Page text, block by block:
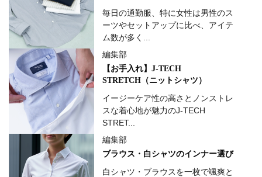
毎日の通勤服、特に女性は男性のス
ーツやセットアップに比べ、アイテ
ム数が多く...
編集部
【お手入れ】J-TECH
STRETCH（ニットシャツ）
イージーケア性の高さとノンストレ
スな着心地が魅力のJ-TECH
STRET...
編集部
ブラウス・白シャツのインナー選び
白シャツ・ブラウスを一枚で颯爽と